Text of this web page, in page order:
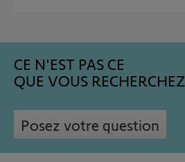
CE N'EST PAS CE
QUE VOUS RECHERCHEZ
Posez votre question